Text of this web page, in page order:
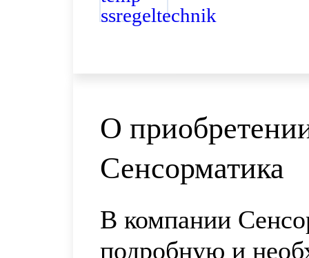
О
Сенсорматика
В компании
подробную и